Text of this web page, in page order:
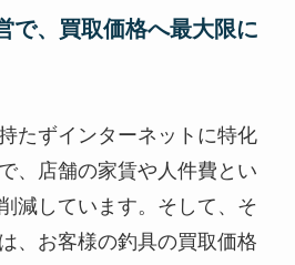
で、買取価格へ最大限に
たずインターネットに特化
、店舗の家賃や人件費とい
減しています。そして、そ
、お客様の釣具の買取価格